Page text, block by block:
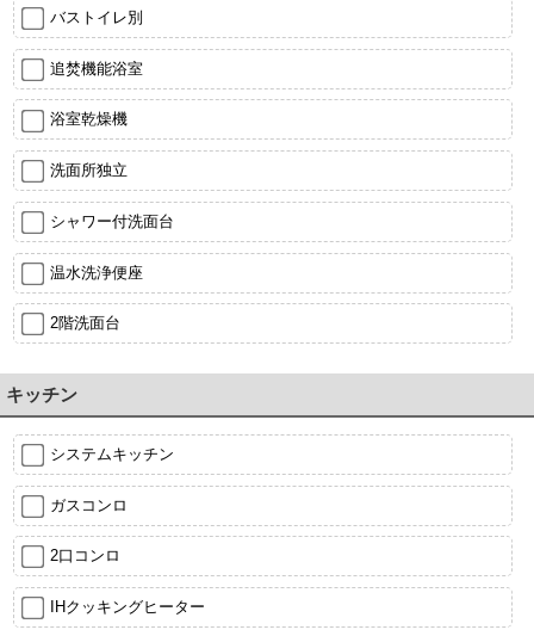
バストイレ別
追焚機能浴室
浴室乾燥機
洗面所独立
シャワー付洗面台
温水洗浄便座
2階洗面台
キッチン
システムキッチン
ガスコンロ
2口コンロ
IHクッキングヒーター